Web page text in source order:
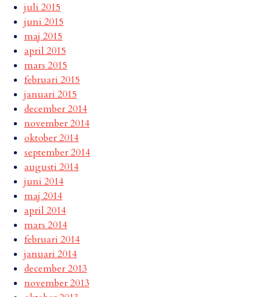
juli 2015
juni 2015
maj 2015
april 2015
mars 2015
februari 2015
januari 2015
december 2014
november 2014
oktober 2014
september 2014
augusti 2014
juni 2014
maj 2014
april 2014
mars 2014
februari 2014
januari 2014
december 2013
november 2013